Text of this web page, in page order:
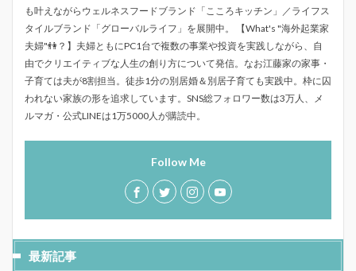
も叶えながらウェルネスフードブランド「こころキッチン」／ライフス
タイルブランド「グローバルライフ」を展開中。 【What's "海外起業家
夫婦"👫？】夫婦ともにPC1台で複数の事業や投資を実践しながら、自
由でクリエイティブな人生の創り方について発信。なお江藤家の家事・
子育ては夫が8割担当。徒歩1分の別居婚＆別居子育ても実践中。枠に囚
われない家族の形を追求しています。SNS総フォロワー数は3万人、メ
ルマガ・公式LINEは1万5000人が購読中。
Follow Me
最新記事